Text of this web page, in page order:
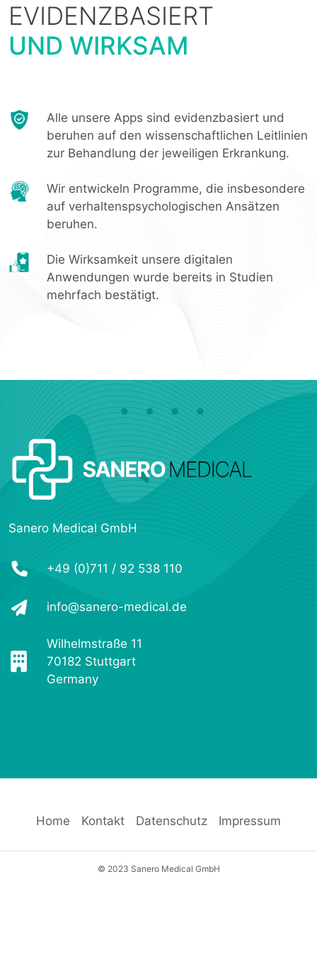
EVIDENZBASIERT
UND WIRKSAM
Alle unsere Apps sind evidenzbasiert und
beruhen auf den wissenschaftlichen Leitlinien
zur Behandlung der jeweiligen Erkrankung.
Wir entwickeln Programme, die insbesondere
auf verhaltenspsychologischen Ansätzen
beruhen.
Die Wirksamkeit unsere digitalen
Anwendungen wurde bereits in Studien
mehrfach bestätigt.
Sanero Medical GmbH
+49 (0)711 / 92 538 110
info@sanero-medical.de
Wilhelmstraße 11
70182 Stuttgart
Germany
Home Kontakt Datenschutz Impressum
© 2023 Sanero Medical GmbH